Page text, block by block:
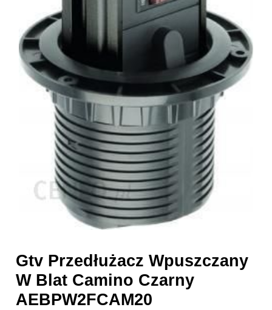
Gtv Przedłużacz Wpuszczany
W Blat Camino Czarny
AEBPW2FCAM20